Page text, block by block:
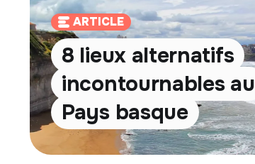
ARTICLE
8 lieux alternatifs
incontournables au
Pays basque